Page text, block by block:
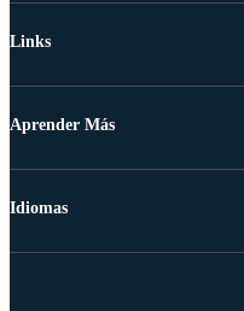
Links
Aprender Más
Idiomas